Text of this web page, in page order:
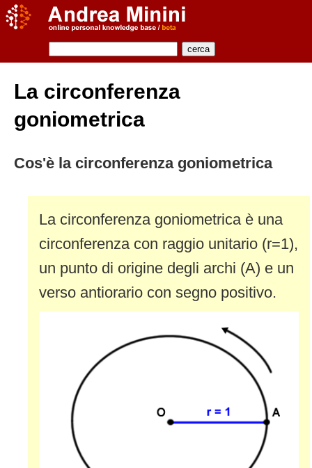
La circonferenza
goniometrica
Cos'è la circonferenza goniometrica
La circonferenza goniometrica è una
circonferenza con raggio unitario (r=1),
un punto di origine degli archi (A) e un
verso antiorario con segno positivo.